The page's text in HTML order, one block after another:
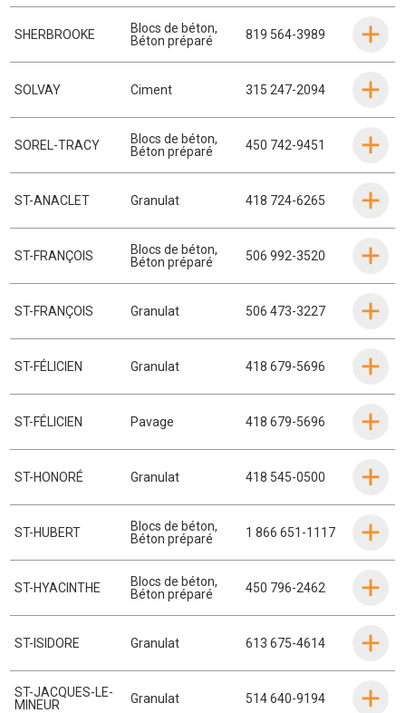
SHERBROOKE Blocs de béton,
Béton préparé
819 564-3989
SOLVAY Ciment 315 247-2094
SOREL-TRACY Blocs de béton,
Béton préparé
450 742-9451
ST-ANACLET Granulat 418 724-6265
ST-FRANÇOIS Blocs de béton,
Béton préparé
506 992-3520
ST-FRANÇOIS Granulat 506 473-3227
ST-FÉLICIEN Granulat 418 679-5696
ST-FÉLICIEN Pavage 418 679-5696
ST-HONORÉ Granulat 418 545-0500
ST-HUBERT Blocs de béton,
Béton préparé
1 866 651-1117
ST-HYACINTHE Blocs de béton,
Béton préparé
450 796-2462
ST-ISIDORE Granulat 613 675-4614
ST-JACQUES-LE-
MINEUR
Granulat 514 640-9194